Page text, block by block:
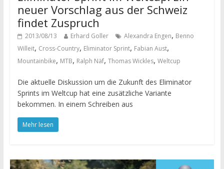
neuer Vorschlag aus der Schweiz
findet Zuspruch
2013/08/13 Erhard Goller Alexandra Engen, Benno
Willeit, Cross-Country, Eliminator Sprint, Fabian Aust,
Mountainbike, MTB, Ralph Näf, Thomas Wickles, Weltcup
Die aktuelle Diskussion um die Zukunft des Eliminator
Sprints im Weltcup hat eine zusätzliche Variante
bekommen. In einem Schreiben aus
Mehr lesen